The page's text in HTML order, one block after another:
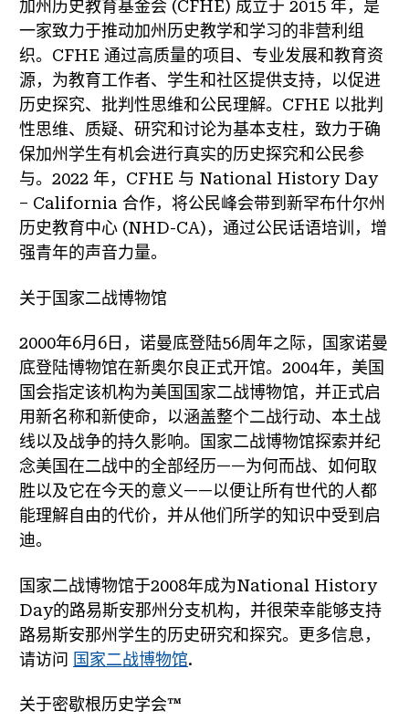
加州历史教育基金会 (CFHE) 成立于 2015 年，是
一家致力于推动加州历史教学和学习的非营利组
织。CFHE 通过高质量的项目、专业发展和教育资
源，为教育工作者、学生和社区提供支持，以促进
历史探究、批判性思维和公民理解。CFHE 以批判
性思维、质疑、研究和讨论为基本支柱，致力于确
保加州学生有机会进行真实的历史探究和公民参
与。2022 年，CFHE 与 National History Day
– California 合作，将公民峰会带到新罕布什尔州
历史教育中心 (NHD-CA)，通过公民话语培训，增
强青年的声音力量。
关于国家二战博物馆
2000年6月6日，诺曼底登陆56周年之际，国家诺曼
底登陆博物馆在新奥尔良正式开馆。2004年，美国
国会指定该机构为美国国家二战博物馆，并正式启
用新名称和新使命，以涵盖整个二战行动、本土战
线以及战争的持久影响。国家二战博物馆探索并纪
念美国在二战中的全部经历——为何而战、如何取
胜以及它在今天的意义——以便让所有世代的人都
能理解自由的代价，并从他们所学的知识中受到启
迪。
国家二战博物馆于2008年成为National History
Day的路易斯安那州分支机构，并很荣幸能够支持
路易斯安那州学生的历史研究和探究。更多信息，
请访问 国家二战博物馆.
关于密歇根历史学会™